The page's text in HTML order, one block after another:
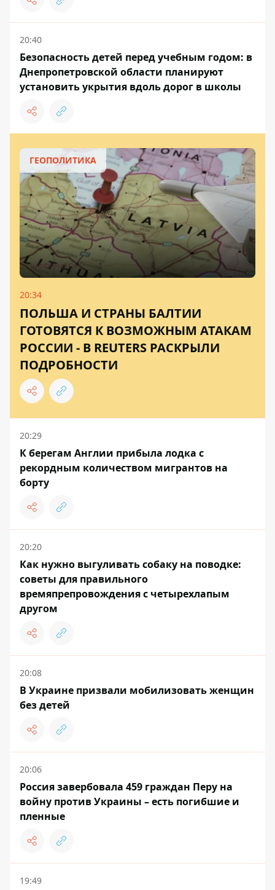
20:40
Безопасность детей перед учебным годом: в
Днепропетровской области планируют
установить укрытия вдоль дорог в школы
ГЕОПОЛИТИКА
20:34
ПОЛЬША И СТРАНЫ БАЛТИИ
ГОТОВЯТСЯ К ВОЗМОЖНЫМ АТАКАМ
РОССИИ - В REUTERS РАСКРЫЛИ
ПОДРОБНОСТИ
20:29
К берегам Англии прибыла лодка с
рекордным количеством мигрантов на
борту
20:20
Как нужно выгуливать собаку на поводке:
советы для правильного
времяпрепровождения с четырехлапым
другом
20:08
В Украине призвали мобилизовать женщин
без детей
20:06
Россия завербовала 459 граждан Перу на
войну против Украины – есть погибшие и
пленные
19:49